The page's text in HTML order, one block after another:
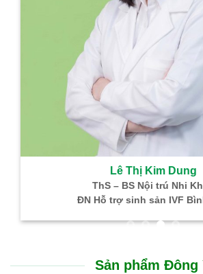
Lê Thị Kim Dung
ThS – BS Nội trú Nhi
ĐN Hỗ trợ sinh sản IVF
Sản phẩm Đông